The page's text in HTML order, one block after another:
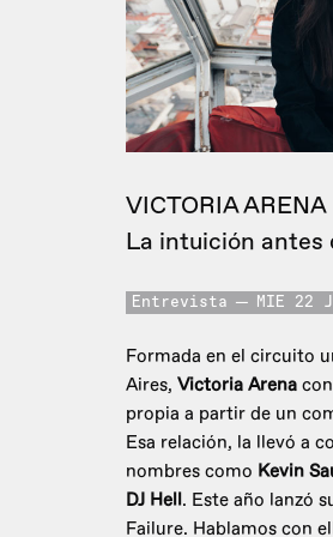
VICTORIA ARENA
La intuición antes
Entrevista MIE 22
Formada en el circuito
Aires, Victoria Arena
propia a partir de un
Esa relación, la llevó a
nombres como Kevin
DJ Hell. Este año lanzó
Failure. Hablamos con